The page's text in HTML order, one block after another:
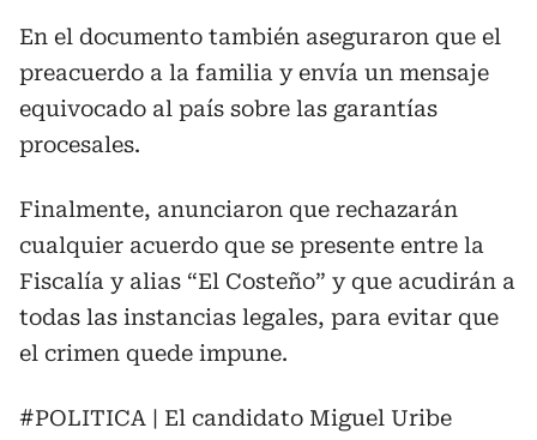
En el documento también aseguraron que el
preacuerdo a la familia y envía un mensaje
equivocado al país sobre las garantías
procesales.
Finalmente, anunciaron que rechazarán
cualquier acuerdo que se presente entre la
Fiscalía y alias “El Costeño” y que acudirán a
todas las instancias legales, para evitar que
el crimen quede impune.
#POLITICA | El candidato Miguel Uribe